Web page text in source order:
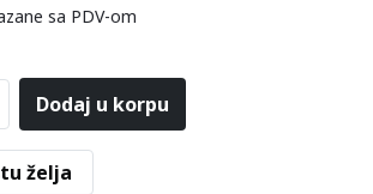
sa PDV-om
Dodaj u korpu
želja